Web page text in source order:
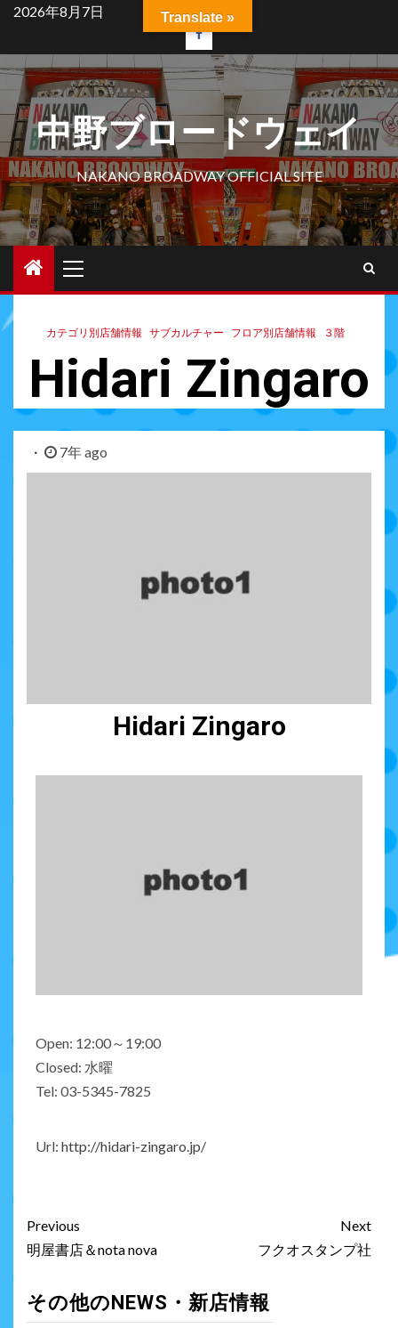
2026年8月7日
中野ブロードウェイ
NAKANO BROADWAY OFFICIAL SITE
カテゴリ別店舗情報 サブカルチャー フロア別店舗情報 ３階
Hidari Zingaro
7年 ago
Hidari Zingaro
Open: 12:00～19:00
Closed: 水曜
Tel: 03-5345-7825
Url: http://hidari-zingaro.jp/
Previous
明屋書店＆nota nova
Next
フクオスタンプ社
その他のNEWS・新店情報
Translate »